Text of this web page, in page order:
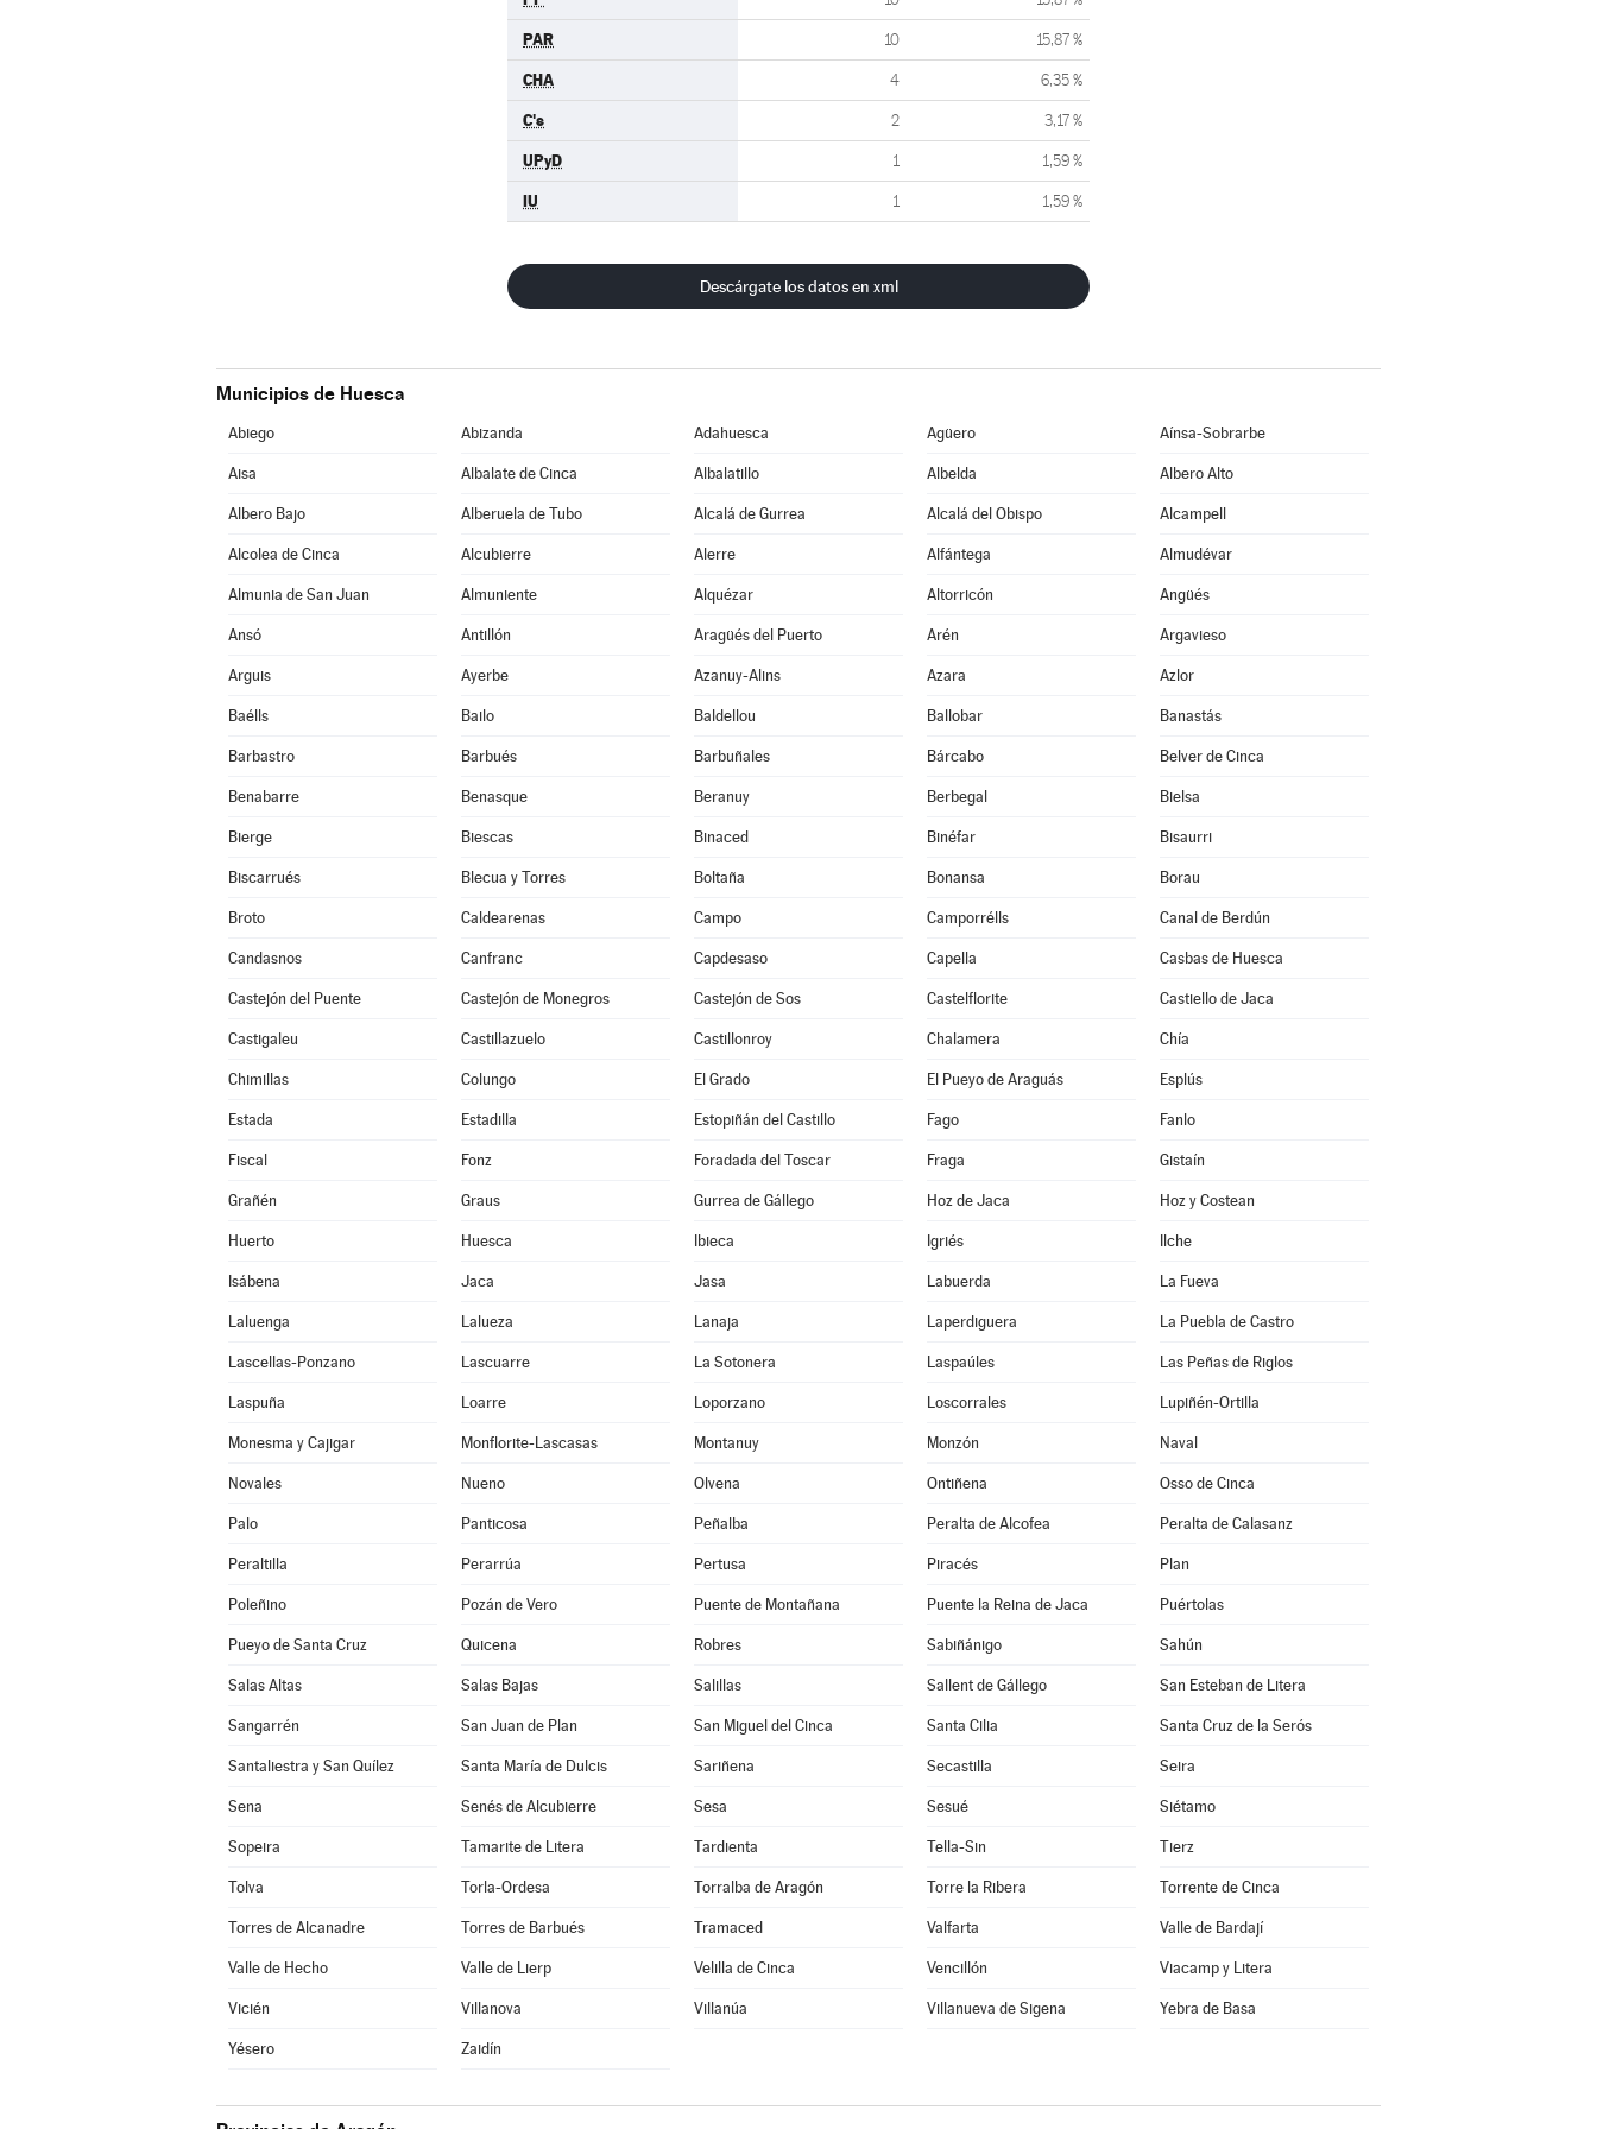
PAR 10 15,87 %
CHA 4 6,35 %
C's 2 3,17 %
UPyD 1 1,59 %
IU 1 1,59 %
Descárgate los datos en xml
Municipios de Huesca
Abiego Abizanda Adahuesca Agüero Aínsa-Sobrarbe
Aisa Albalate de Cinca Albalatillo Albelda Albero Alto
Albero Bajo Alberuela de Tubo Alcalá de Gurrea Alcalá del Obispo Alcampell
Alcolea de Cinca Alcubierre Alerre Alfántega Almudévar
Almunia de San Juan Almuniente Alquézar Altorricón Angüés
Ansó Antillón Aragüés del Puerto Arén Argavieso
Arguis Ayerbe Azanuy-Alins Azara Azlor
Baélls Bailo Baldellou Ballobar Banastás
Barbastro Barbués Barbuñales Bárcabo Belver de Cinca
Benabarre Benasque Beranuy Berbegal Bielsa
Bierge Biescas Binaced Binéfar Bisaurri
Biscarrués Blecua y Torres Boltaña Bonansa Borau
Broto Caldearenas Campo Camporrélls Canal de Berdún
Candasnos Canfranc Capdesaso Capella Casbas de Huesca
Castejón del Puente Castejón de Monegros Castejón de Sos Castelflorite Castiello de Jaca
Castigaleu Castillazuelo Castillonroy Chalamera Chía
Chimillas Colungo El Grado El Pueyo de Araguás Esplús
Estada Estadilla Estopiñán del Castillo Fago Fanlo
Fiscal Fonz Foradada del Toscar Fraga Gistaín
Grañén Graus Gurrea de Gállego Hoz de Jaca Hoz y Costean
Huerto Huesca Ibieca Igriés Ilche
Isábena Jaca Jasa Labuerda La Fueva
Laluenga Lalueza Lanaja Laperdiguera La Puebla de Castro
Lascellas-Ponzano Lascuarre La Sotonera Laspaúles Las Peñas de Riglos
Laspuña Loarre Loporzano Loscorrales Lupiñén-Ortilla
Monesma y Cajigar Monflorite-Lascasas Montanuy Monzón Naval
Novales Nueno Olvena Ontiñena Osso de Cinca
Palo Panticosa Peñalba Peralta de Alcofea Peralta de Calasanz
Peraltilla Perarrúa Pertusa Piracés Plan
Poleñino Pozán de Vero Puente de Montañana Puente la Reina de Jaca Puértolas
Pueyo de Santa Cruz Quicena Robres Sabiñánigo Sahún
Salas Altas Salas Bajas Salillas Sallent de Gállego San Esteban de Litera
Sangarrén San Juan de Plan San Miguel del Cinca Santa Cilia Santa Cruz de la Serós
Santaliestra y San Quílez Santa María de Dulcis Sariñena Secastilla Seira
Sena Senés de Alcubierre Sesa Sesué Siétamo
Sopeira Tamarite de Litera Tardienta Tella-Sin Tierz
Tolva Torla-Ordesa Torralba de Aragón Torre la Ribera Torrente de Cinca
Torres de Alcanadre Torres de Barbués Tramaced Valfarta Valle de Bardají
Valle de Hecho Valle de Lierp Velilla de Cinca Vencillón Viacamp y Litera
Vicién Villanova Villanúa Villanueva de Sigena Yebra de Basa
Yésero Zaidín